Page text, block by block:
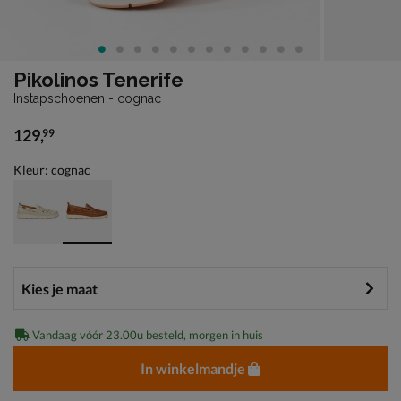
Pikolinos Tenerife
Instapschoenen - cognac
€ 129,99
129,99
Kleur: cognac
Vandaag vóór 23.00u besteld, morgen in huis
In winkelmandje